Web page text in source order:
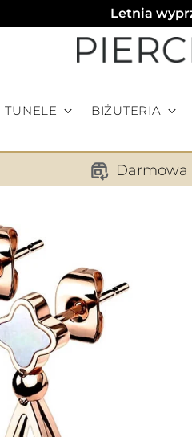
Letnia
TUNELE BIŻUTERIA
Darmowa